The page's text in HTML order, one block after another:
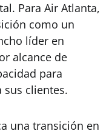
Para Air Atlanta,
como un
líder en
alcance de
para
sus clientes.
una transición en